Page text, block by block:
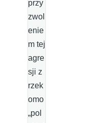
przy
zwol
enie
m tej
agre
sji z
rzek
omo
„pol